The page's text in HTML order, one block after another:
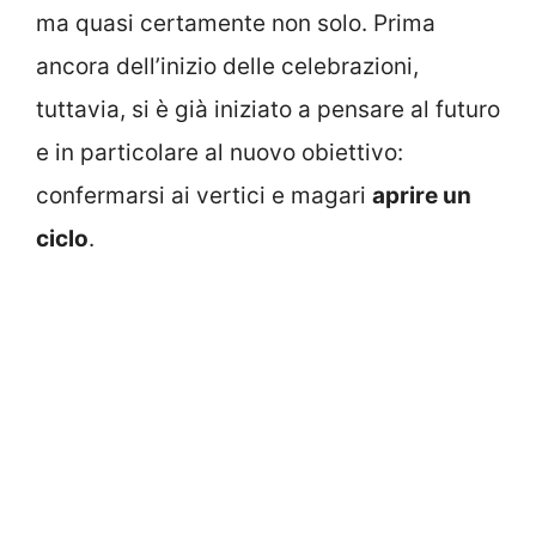
ma quasi certamente non solo. Prima
ancora dell’inizio delle celebrazioni,
tuttavia, si è già iniziato a pensare al futuro
e in particolare al nuovo obiettivo:
confermarsi ai vertici e magari aprire un
ciclo.